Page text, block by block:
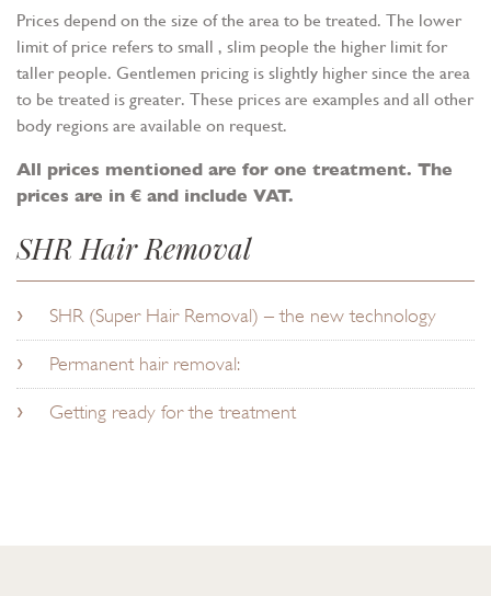
Prices depend on the size of the area to be treated. The lower
limit of price refers to small , slim people the higher limit for
taller people. Gentlemen pricing is slightly higher since the area
to be treated is greater. These prices are examples and all other
body regions are available on request.
All prices mentioned are for one treatment. The
prices are in € and include VAT.
SHR Hair Removal
SHR (Super Hair Removal) – the new technology
Permanent hair removal:
Getting ready for the treatment